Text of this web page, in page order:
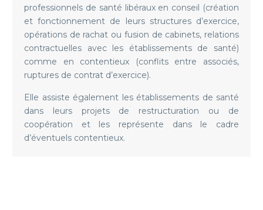
professionnels de santé libéraux en conseil (création
et fonctionnement de leurs structures d’exercice,
opérations de rachat ou fusion de cabinets, relations
contractuelles avec les établissements de santé)
comme en contentieux (conflits entre associés,
ruptures de contrat d’exercice).
Elle assiste également les établissements de santé
dans leurs projets de restructuration ou de
coopération et les représente dans le cadre
d’éventuels contentieux.